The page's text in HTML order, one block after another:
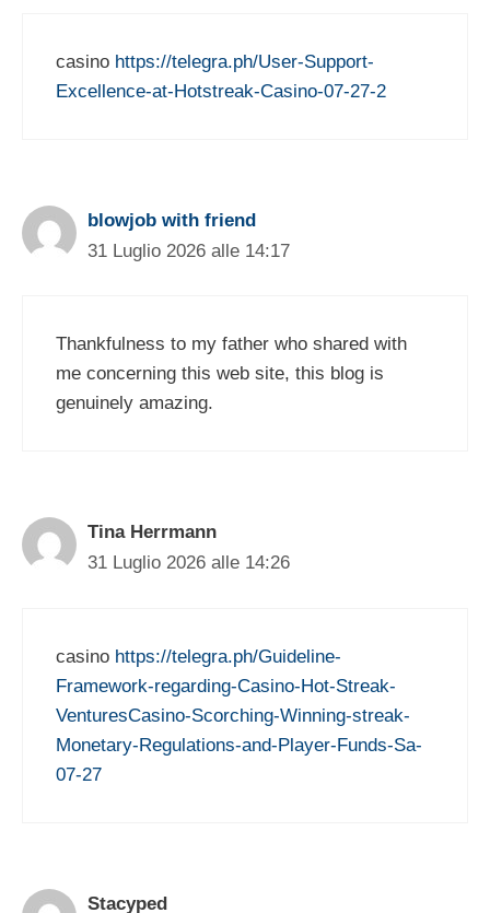
casino https://telegra.ph/User-Support-
Excellence-at-Hotstreak-Casino-07-27-2
blowjob with friend
31 Luglio 2026 alle 14:17
Thankfulness to my father who shared with
me concerning this web site, this blog is
genuinely amazing.
Tina Herrmann
31 Luglio 2026 alle 14:26
casino https://telegra.ph/Guideline-
Framework-regarding-Casino-Hot-Streak-
VenturesCasino-Scorching-Winning-streak-
Monetary-Regulations-and-Player-Funds-Sa-
07-27
Stacyped